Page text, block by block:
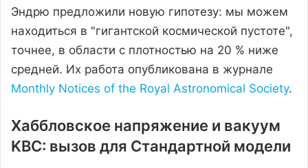
Эндрю предложили новую гипотезу: мы можем
находиться в "гигантской космической пустоте",
точнее, в области с плотностью на 20 % ниже
средней. Их работа опубликована в журнале
Monthly Notices of the Royal Astronomical Society.
Хаббловское напряжение и вакуум
KBC: вызов для Стандартной модели